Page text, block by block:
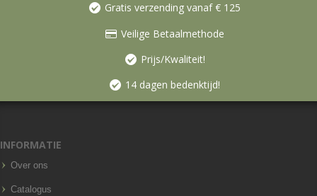
Gratis verzending vanaf € 125
Veilige Betaalmethode
Prijs/Kwaliteit!
14 dagen bedenktijd!
INFORMATIE
Over ons
Catalogus